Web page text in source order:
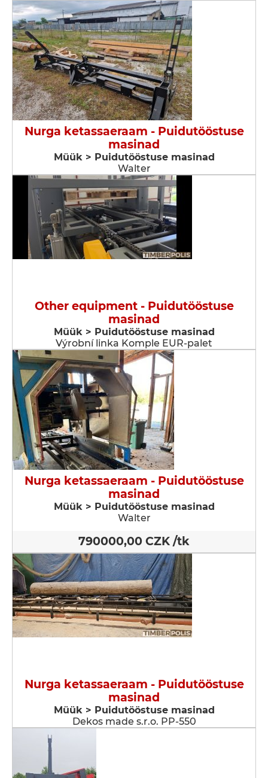
Nurga ketassaeraam - Puidutööstuse
masinad
Müük > Puidutööstuse masinad
Walter
Other equipment - Puidutööstuse
masinad
Müük > Puidutööstuse masinad
Výrobní linka Komple EUR-palet
Nurga ketassaeraam - Puidutööstuse
masinad
Müük > Puidutööstuse masinad
Walter
790000,00 CZK /tk
Nurga ketassaeraam - Puidutööstuse
masinad
Müük > Puidutööstuse masinad
Dekos made s.r.o. PP-550